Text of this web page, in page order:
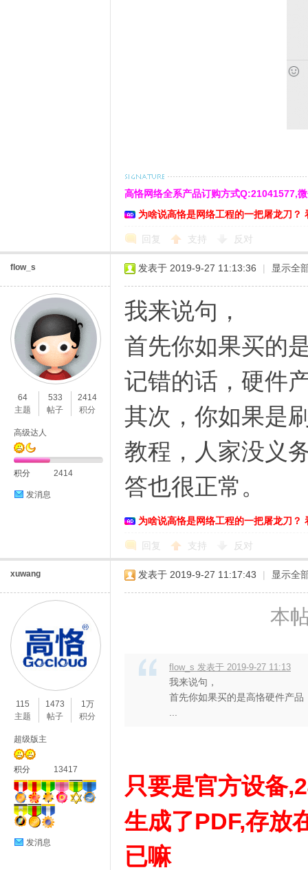
高恪网络全系产品订购方式Q:21041577,
为啥说高恪是网络工程的一把屠龙刀？
回复 支持 反对
flow_s
64
主题
533
帖子
2414
积分
高级达人
积分 2414
发消息
发表于 2019-9-27 11:13:36 | 显示全
我来说句，
首先你如果买的
记错的话，硬件
其次，你如果是
教程，人家没义
答也很正常。
为啥说高恪是网络工程的一把屠龙刀？
回复 支持 反对
xuwang
115
主题
1473
帖子
1万
积分
超级版主
积分 13417
发消息
发表于 2019-9-27 11:17:43 | 显示全
本
flow_s 发表于 2019-9-27 11:13
我来说句，
首先你如果买的是高恪硬件产
只要是官方设备
生成了PDF,存放
已嘛